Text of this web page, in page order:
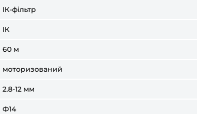
ІК-фільтр
ІК
60 м
моторизований
2.8-12 мм
Ф14